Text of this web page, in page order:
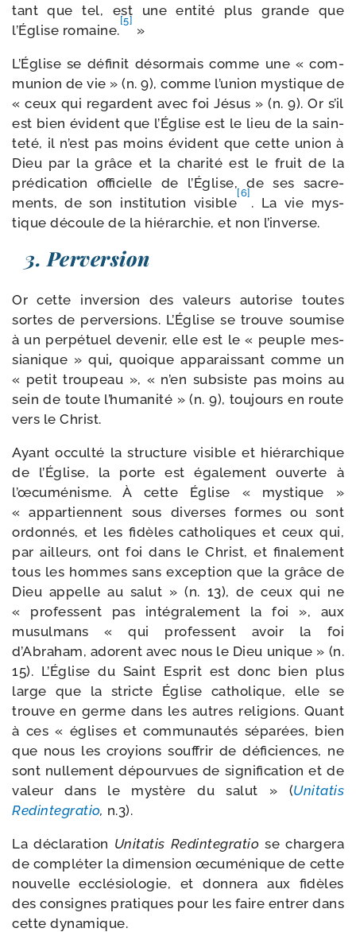
tant que tel, est une enti­té plus grande que
l’Église romaine.
[5]
»
L’Église se défi­nit désor­mais comme une « com­
mu­nion de vie » (n. 9), comme l’union mys­tique de
« ceux qui regardent avec foi Jésus » (n. 9). Or s’il
est bien évident que l’Église est le lieu de la sain­
te­té, il n’est pas moins évident que cette union à
Dieu par la grâce et la cha­ri­té est le fruit de la
pré­di­ca­tion offi­cielle de l’Église, de ses sacre­
ments, de son ins­ti­tu­tion visible
[6]
. La vie mys­
tique découle de la hié­rar­chie, et non l’inverse.
3. Perversion
Or cette inver­sion des valeurs auto­rise toutes
sortes de per­ver­sions. L’Église se trouve sou­mise
à un per­pé­tuel deve­nir, elle est le « peuple mes­
sia­nique » qui, quoique appa­rais­sant comme un
« petit trou­peau », « n’en sub­siste pas moins au
sein de toute l’humanité » (n. 9), tou­jours en route
vers le Christ.
Ayant occul­té la struc­ture visible et hié­rar­chique
de l’Église, la porte est éga­le­ment ouverte à
l’œcuménisme. À cette Église « mys­tique »
« appar­tiennent sous diverses formes ou sont
ordon­nés, et les fidèles catho­liques et ceux qui,
par ailleurs, ont foi dans le Christ, et fina­le­ment
tous les hommes sans excep­tion que la grâce de
Dieu appelle au salut » (n. 13), de ceux qui ne
« pro­fessent pas inté­gra­le­ment la foi », aux
musul­mans « qui pro­fessent avoir la foi
d’Abraham, adorent avec nous le Dieu unique » (n.
15). L’Église du Saint Esprit est donc bien plus
large que la stricte Église catho­lique, elle se
trouve en germe dans les autres reli­gions. Quant
à ces « églises et com­mu­nau­tés sépa­rées, bien
que nous les croyions souf­frir de défi­ciences, ne
sont nul­le­ment dépour­vues de signi­fi­ca­tion et de
valeur dans le mys­tère du salut » (Unitatis
Redintegratio, n.3).
La décla­ra­tion Unitatis Redintegratio se char­ge­ra
de com­plé­ter la dimen­sion œcu­mé­nique de cette
nou­velle ecclé­sio­lo­gie, et don­ne­ra aux fidèles
des consignes pra­tiques pour les faire entrer dans
cette dynamique.